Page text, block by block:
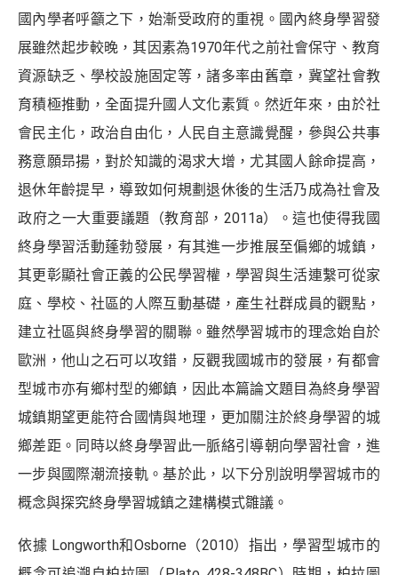
國內學者呼籲之下，始漸受政府的重視。國內終身學習發
展雖然起步較晚，其因素為1970年代之前社會保守、教育
資源缺乏、學校設施固定等，諸多率由舊章，冀望社會教
育積極推動，全面提升國人文化素質。然近年來，由於社
會民主化，政治自由化，人民自主意識覺醒，參與公共事
務意願昻揚，對於知識的渴求大增，尤其國人餘命提高，
退休年齡提早，導致如何規劃退休後的生活乃成為社會及
政府之一大重要議題（教育部，2011a）。這也使得我國
終身學習活動蓬勃發展，有其進一步推展至偏鄉的城鎮，
其更彰顯社會正義的公民學習權，學習與生活連繫可從家
庭、學校、社區的人際互動基礎，產生社群成員的觀點，
建立社區與終身學習的關聯。雖然學習城市的理念始自於
歐洲，他山之石可以攻錯，反觀我國城市的發展，有都會
型城市亦有鄉村型的鄉鎮，因此本篇論文題目為終身學習
城鎮期望更能符合國情與地理，更加關注於終身學習的城
鄉差距。同時以終身學習此一脈絡引導朝向學習社會，進
一步與國際潮流接軌。基於此，以下分別說明學習城市的
概念與探究終身學習城鎮之建構模式雛議。
依據 Longworth和Osborne（2010）指出，學習型城市的